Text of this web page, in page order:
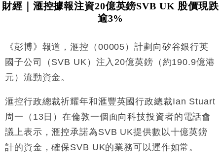
財經｜滙控據報注資20億英鎊SVB UK 股價現跌
逾3%
《彭博》報道，滙控（00005）計劃向矽谷銀行英
國子公司（SVB UK）注入20億英鎊（約190.9億港
元）流動資金。
滙控行政總裁祈耀年和滙豐英國行政總裁Ian Stuart
周一（13日）在倫敦一個面向科技投資者的電話會
議上表示，滙控承諾為SVB UK提供數以十億英鎊
計的資金，確保SVB UK的業務可以運作如常。